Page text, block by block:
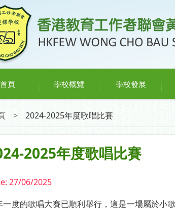
首頁 學校概覽 學校發展
> 2024-2025年度歌唱比賽
2025年度歌唱比賽
27/06/2025
一度的歌唱大賽已順利舉行，這是一場屬於小